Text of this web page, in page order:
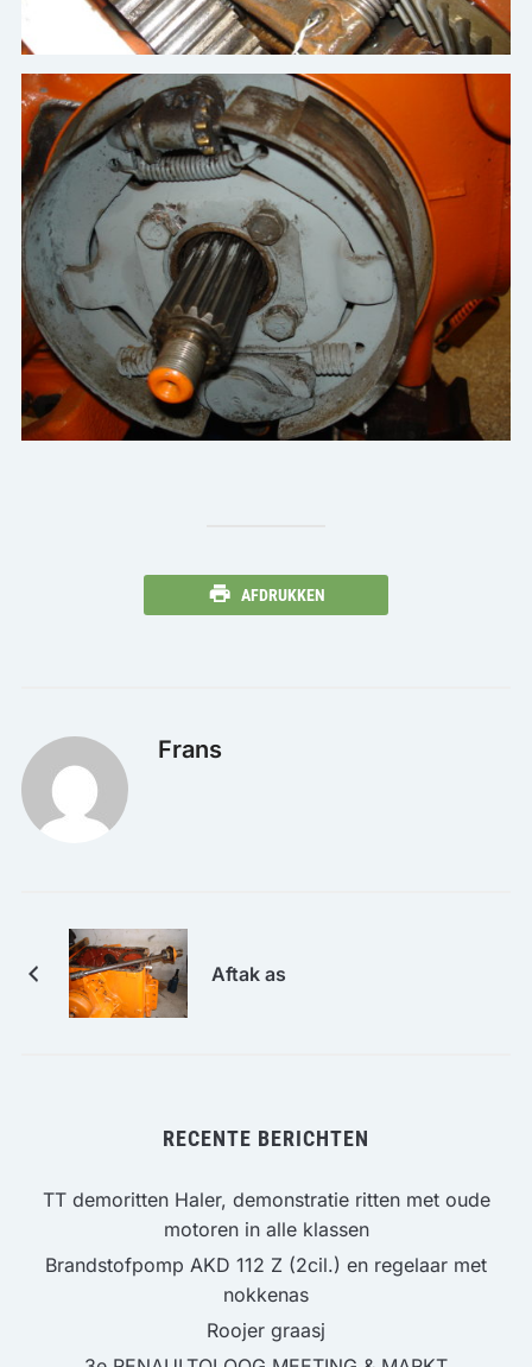
AFDRUKKEN
Frans
Aftak as
RECENTE BERICHTEN
TT demoritten Haler, demonstratie ritten met oude
motoren in alle klassen
Brandstofpomp AKD 112 Z (2cil.) en regelaar met
nokkenas
Roojer graasj